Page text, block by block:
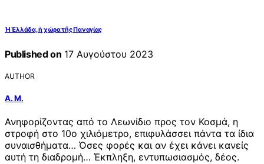
Ἡ Ἑλλάδα, ἡ χώρα τῆς Παναγίας
Published on 17 Αυγούστου 2023
AUTHOR
Α. Μ.
Ανηφορίζοντας από το Λεωνίδιο προς τον Κοσμά, η
στροφή στο 10ο χιλιόμετρο, επιφυλάσσει πάντα τα ίδια
συναισθήματα… Όσες φορές και αν έχει κάνει κανείς
αυτή τη διαδρομή… Έκπληξη, εντυπωσιασμός, δέος.